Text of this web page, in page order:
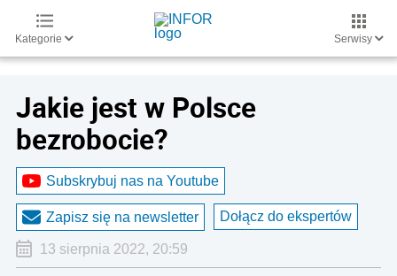
Kategorie Serwisy
Jakie jest w Polsce
bezrobocie?
Subskrybuj nas na Youtube
Zapisz się na newsletter Dołącz do ekspertów
13 sierpnia 2022, 20:59